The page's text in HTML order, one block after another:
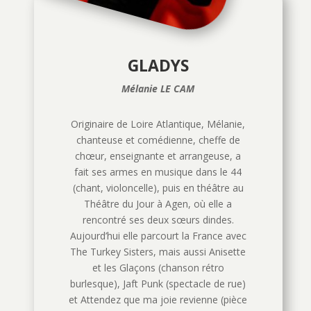
GLADYS
Mélanie LE CAM
Originaire de Loire Atlantique, Mélanie,
chanteuse et comédienne, cheffe de
chœur, enseignante et arrangeuse, a
fait ses armes en musique dans le 44
(chant, violoncelle), puis en théâtre au
Théâtre du Jour à Agen, où elle a
rencontré ses deux sœurs dindes.
Aujourd’hui elle parcourt la France avec
The Turkey Sisters, mais aussi Anisette
et les Glaçons (chanson rétro
burlesque), Jaft Punk (spectacle de rue)
et Attendez que ma joie revienne (pièce